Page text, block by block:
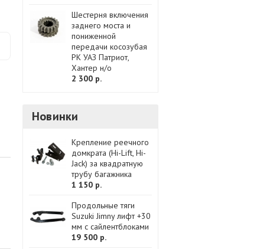
Шестерня включения
заднего моста и
пониженной
передачи косозубая
РК УАЗ Патриот,
Хантер н/о
2 300 р.
Новинки
Крепление реечного
домкрата (Hi-Lift, Hi-
Jack) за квадратную
трубу багажника
1 150 р.
Продольные тяги
Suzuki Jimny лифт +30
мм с сайлентблоками
19 500 р.